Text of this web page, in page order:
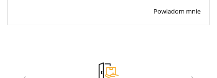
Powiadom mnie